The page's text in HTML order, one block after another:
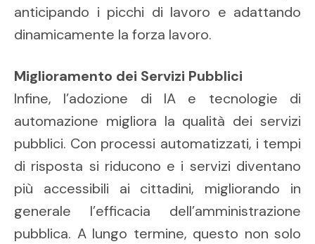
anticipando i picchi di lavoro e adattando
dinamicamente la forza lavoro.
Miglioramento dei Servizi Pubblici
Infine, l’adozione di IA e tecnologie di
automazione migliora la qualità dei servizi
pubblici. Con processi automatizzati, i tempi
di risposta si riducono e i servizi diventano
più accessibili ai cittadini, migliorando in
generale l’efficacia dell’amministrazione
pubblica. A lungo termine, questo non solo